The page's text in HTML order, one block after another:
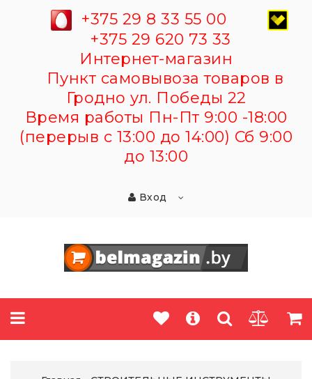
+375 29 8 33 55 00
+375 29 620 73 33
Интернет-магазин
Пункт самовывоза товаров в
Гродно ул. Победы 22
Время работы Пн-Пт 9:00 -18:00
(перерыв с 13:00 до 14:00) Сб 9:00
до 13:00
Вход